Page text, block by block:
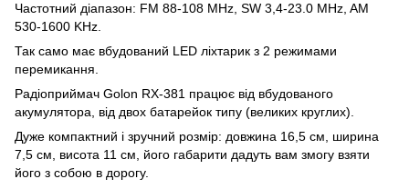
Частотний діапазон: FM 88-108 MHz, SW 3,4-23.0 MHz, AM
530-1600 KHz.
Так само має вбудований LED ліхтарик з 2 режимами
перемикання.
Радіоприймач Golon RX-381 працює від вбудованого
акумулятора, від двох батарейок типу (великих круглих).
Дуже компактний і зручний розмір: довжина 16,5 см, ширина
7,5 см, висота 11 см, його габарити дадуть вам змогу взяти
його з собою в дорогу.